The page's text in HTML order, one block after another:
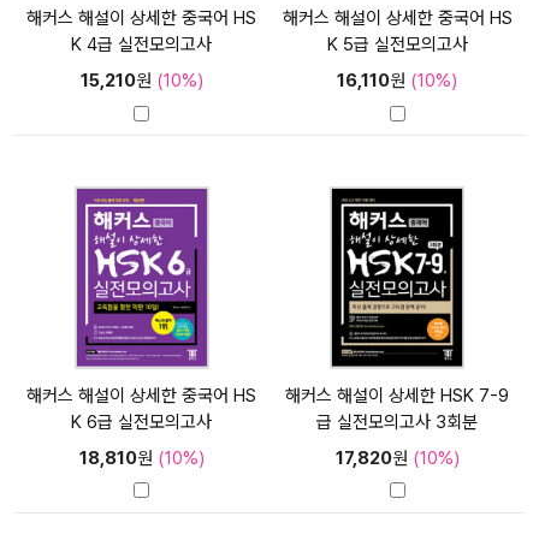
해커스 해설이 상세한 중국어 HS
K 4급 실전모의고사
15,210원 (10%)
해커스 해설이 상세한 중국어 HS
K 5급 실전모의고사
16,110원 (10%)
해커스 해설이 상세한 중국어 HS
K 6급 실전모의고사
18,810원 (10%)
해커스 해설이 상세한 HSK 7-9
급 실전모의고사 3회분
17,820원 (10%)